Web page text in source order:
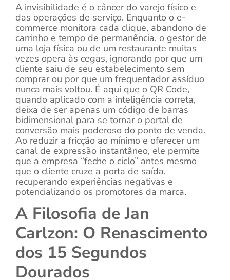
A invisibilidade é o câncer do varejo físico e
das operações de serviço. Enquanto o e-
commerce monitora cada clique, abandono de
carrinho e tempo de permanência, o gestor de
uma loja física ou de um restaurante muitas
vezes opera às cegas, ignorando por que um
cliente saiu de seu estabelecimento sem
comprar ou por que um frequentador assíduo
nunca mais voltou. É aqui que o QR Code,
quando aplicado com a inteligência correta,
deixa de ser apenas um código de barras
bidimensional para se tornar o portal de
conversão mais poderoso do ponto de venda.
Ao reduzir a fricção ao mínimo e oferecer um
canal de expressão instantâneo, ele permite
que a empresa “feche o ciclo” antes mesmo
que o cliente cruze a porta de saída,
recuperando experiências negativas e
potencializando os promotores da marca.
A Filosofia de Jan
Carlzon: O Renascimento
dos 15 Segundos
Dourados